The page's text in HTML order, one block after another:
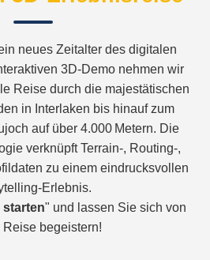
neues Zeitalter des digitalen
3D-Demo nehmen wir
Reise durch die majestätischen
in Interlaken bis hinauf zum
auf über 4.000 Metern. Die
verknüpft Terrain-, Routing-,
zu einem eindrucksvollen
Erlebnis.
starten" und lassen Sie sich von
Reise begeistern!